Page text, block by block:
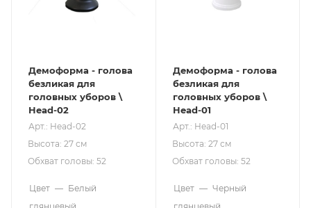
Демоформа - голова
безликая для
головных уборов \
Head-02
Арт.: Head-02
Высота: 27 см
Обхват головы: 52
Цвет — Белый
Демоформа - голова
безликая для
головных уборов \
Head-01
Арт.: Head-01
Высота: 27 см
Обхват головы: 52
Цвет — Черный